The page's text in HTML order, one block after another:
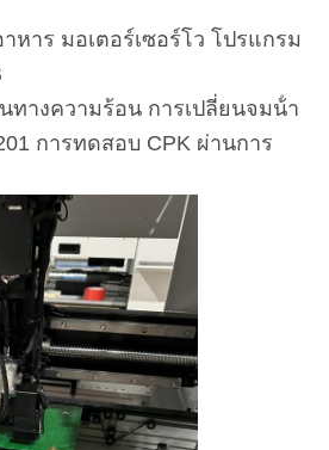
หาร มอเตอร์เซอร์โว โปรแกรม
ทางความร้อน การเปลี่ยนจมน้ํา
การทดสอบ CPK ผ่านการ